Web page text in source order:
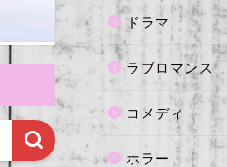
ドラマ
ラブロマンス
コメディ
ホラー